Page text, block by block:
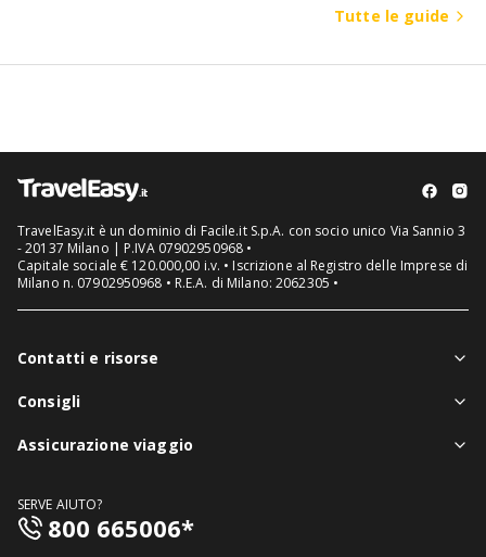
Tutte le guide
TravelEasy.it è un dominio di Facile.it S.p.A. con socio unico Via Sannio 3
- 20137 Milano | P.IVA 07902950968 •
Capitale sociale € 120.000,00 i.v. • Iscrizione al Registro delle Imprese di
Milano n. 07902950968 • R.E.A. di Milano: 2062305 •
Contatti e risorse
Chi siamo
FAQ
Mappa del sito
Consigli
Notizie viaggi
Assicurazione viaggio
Assicurazione viaggio annuale
SERVE AIUTO?
800 665006*